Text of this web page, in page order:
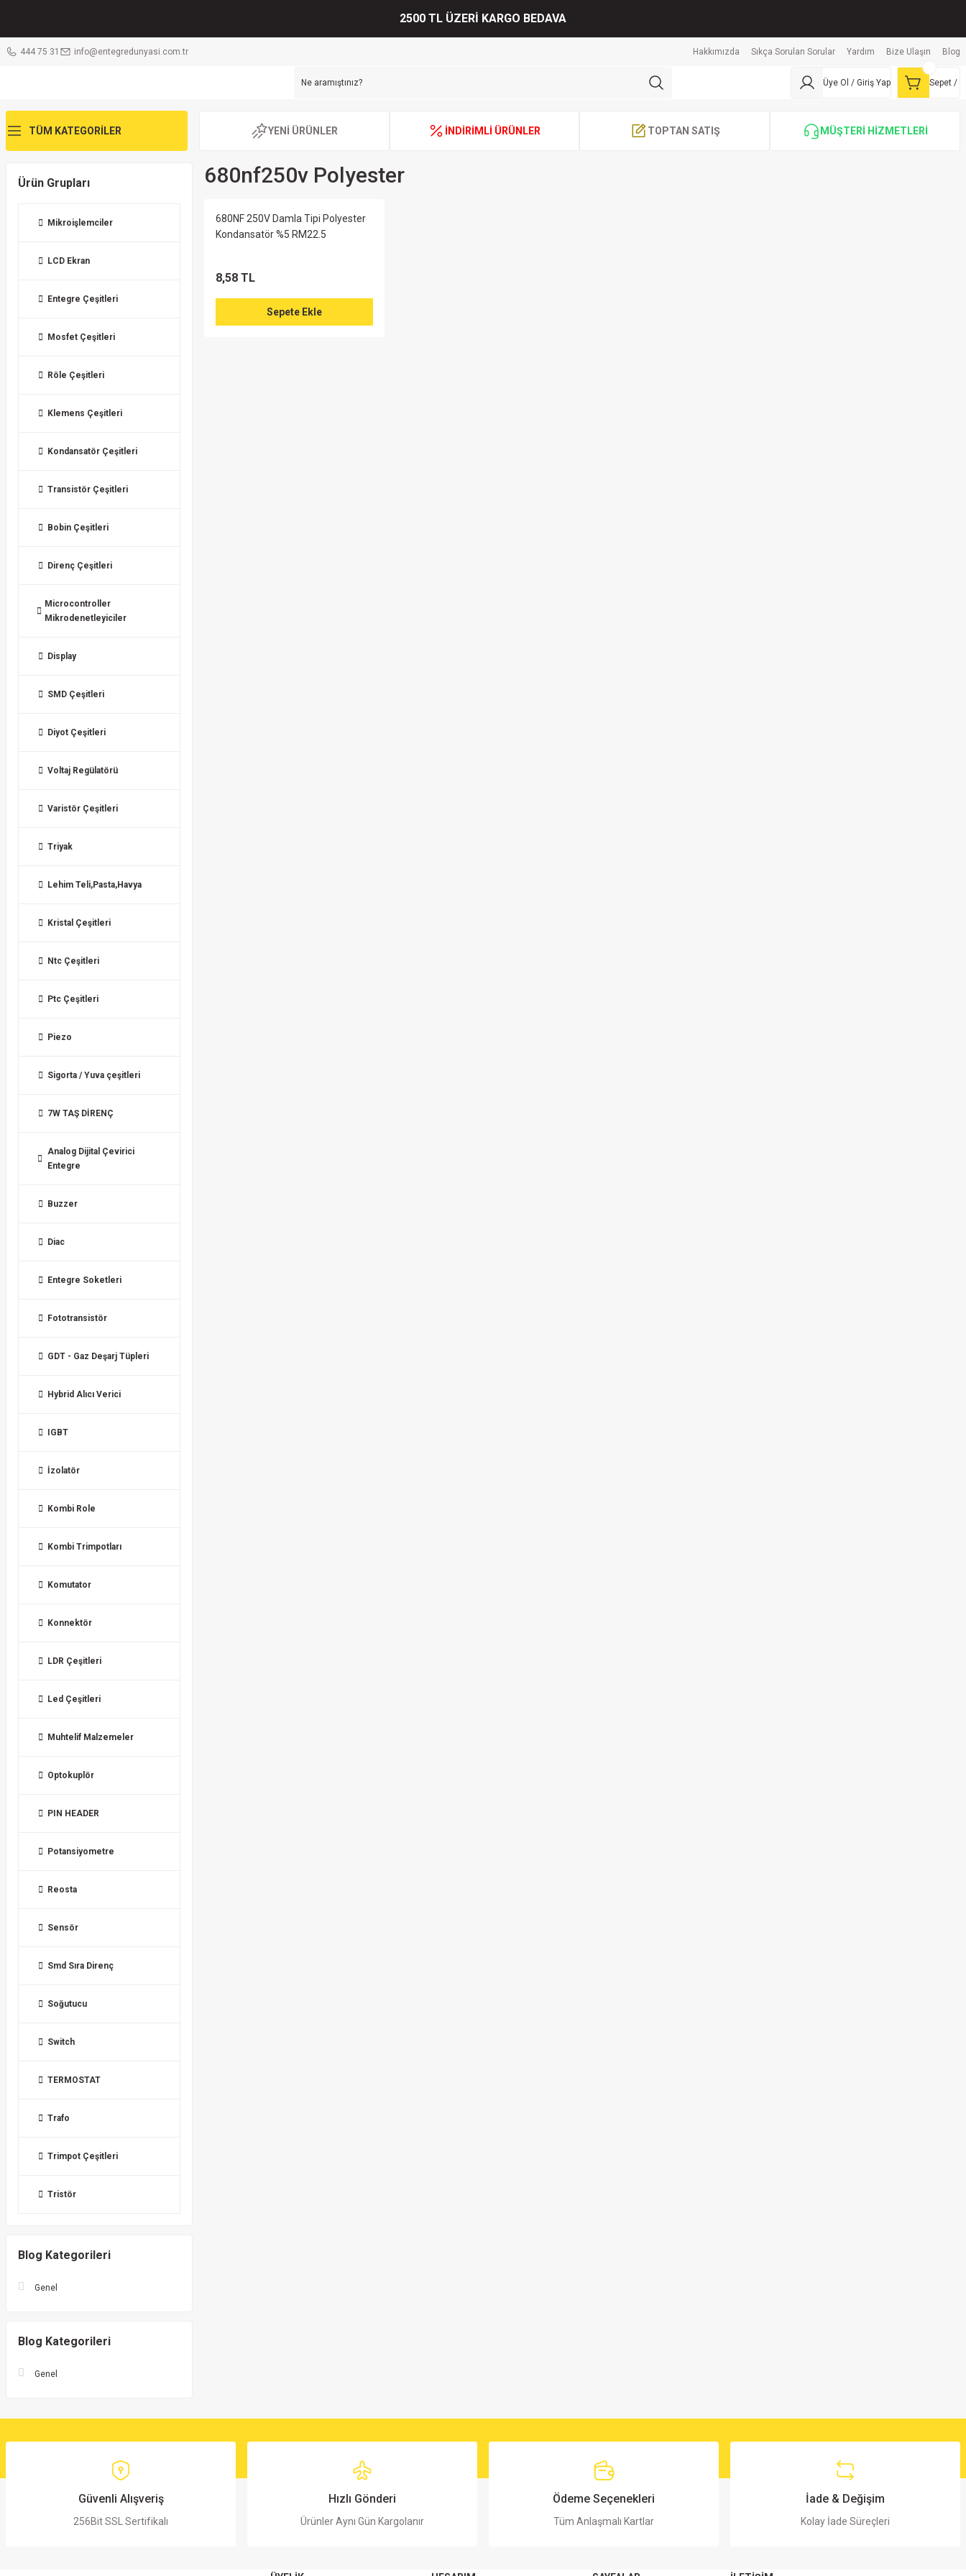
2500 TL ÜZERİ KARGO BEDAVA
444 75 31 info@entegredunyasi.com.tr Hakkımızda Sıkça Sorulan Sorular Yardım Bize Ulaşın Blog
Üye Ol / Giriş Yap Sepet /
TÜM KATEGORİLER YENİ ÜRÜNLER İNDİRİMLİ ÜRÜNLER TOPTAN SATIŞ MÜŞTERİ HİZMETLERİ
Ürün Grupları
Mikroişlemciler
LCD Ekran
Entegre Çeşitleri
Mosfet Çeşitleri
Röle Çeşitleri
Klemens Çeşitleri
Kondansatör Çeşitleri
Transistör Çeşitleri
Bobin Çeşitleri
Direnç Çeşitleri
Microcontroller
Mikrodenetleyiciler
Display
SMD Çeşitleri
Diyot Çeşitleri
Voltaj Regülatörü
Varistör Çeşitleri
Triyak
Lehim Teli,Pasta,Havya
Kristal Çeşitleri
Ntc Çeşitleri
Ptc Çeşitleri
Piezo
Sigorta / Yuva çeşitleri
7W TAŞ DİRENÇ
Analog Dijital Çevirici
Entegre
Buzzer
Diac
Entegre Soketleri
Fototransistör
GDT - Gaz Deşarj Tüpleri
Hybrid Alıcı Verici
IGBT
İzolatör
Kombi Role
Kombi Trimpotları
Komutator
Konnektör
LDR Çeşitleri
Led Çeşitleri
Muhtelif Malzemeler
Optokuplör
PIN HEADER
Potansiyometre
Reosta
Sensör
Smd Sıra Direnç
Soğutucu
Switch
TERMOSTAT
Trafo
Trimpot Çeşitleri
Tristör
Blog Kategorileri
Genel
Blog Kategorileri
Genel
680nf250v Polyester
680NF 250V Damla Tipi Polyester
Kondansatör %5 RM22.5
8,58 TL
Sepete Ekle
Güvenli Alışveriş
256Bit SSL Sertifikalı
Hızlı Gönderi
Ürünler Aynı Gün Kargolanır
Ödeme Seçenekleri
Tüm Anlaşmalı Kartlar
İade & Değişim
Kolay İade Süreçleri